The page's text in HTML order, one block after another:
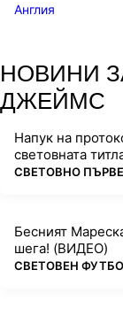
Англия
НОВИНИ
ДЖЕЙМС
Напук на
световната
ПОВЕЧЕ ОТ
СВЕТОВНО
Бесният
шега! (ВИДЕО)
ПОВЕЧЕ ОТ
СВЕТОВЕН